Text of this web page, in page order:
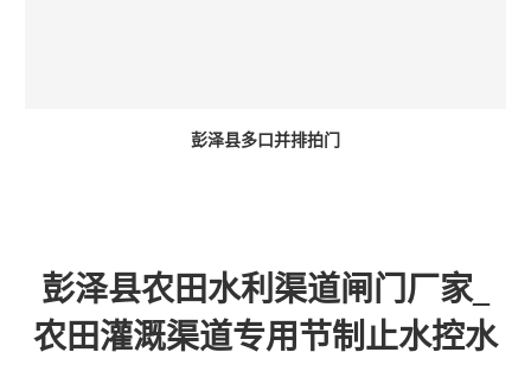
彭泽县多口并排拍门
彭泽县农田水利渠道闸门厂家_
农田灌溉渠道专用节制止水控水